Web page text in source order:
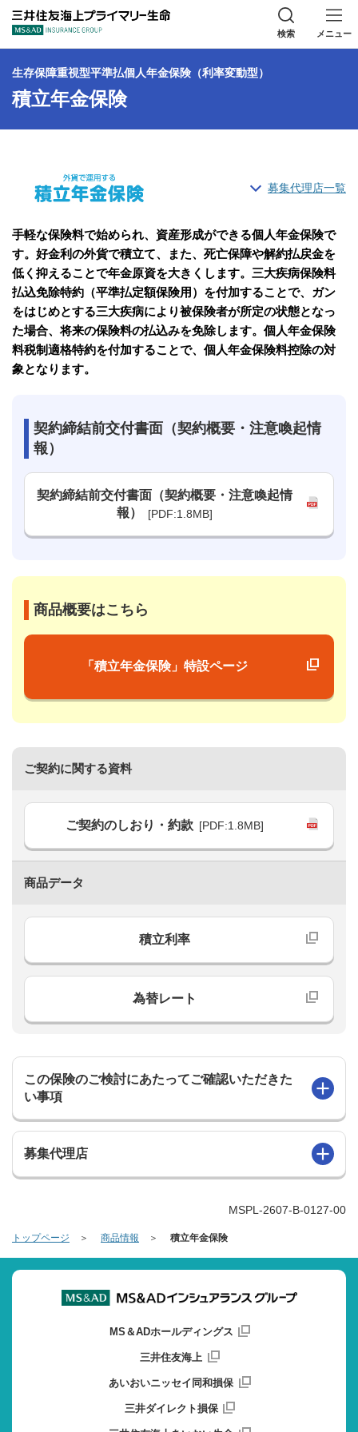
三井住友海上プ
検索 メニュー
生存保障重視型平準払個人年金保険（利率変動型）
積⽴年⾦保険
募集代理店一覧
手軽な保険料で始められ、資産形成ができる個人年金保険で
す。好金利の外貨で積立て、また、死亡保障や解約払戻金を
低く抑えることで年金原資を大きくします。三大疾病保険料
払込免除特約（平準払定額保険用）を付加することで、ガン
をはじめとする三大疾病により被保険者が所定の状態となっ
た場合、将来の保険料の払込みを免除します。個人年金保険
料税制適格特約を付加することで、個人年金保険料控除の対
象となります。
契約締結前交付書面（契約概要・注意喚起情
報）
契約締結前交付書面（契約概要・注意喚起情
報）
[PDF:1.8MB]
商品概要はこちら
「積立年金保険」特設ページ
ご契約に関する資料
ご契約のしおり・約款 [PDF:1.8MB]
商品データ
積立利率
為替レート
この保険のご検討にあたってご確認いただきた
い事項
募集代理店
MSPL-2607-B-0127-00
トップページ 商品情報 積⽴年⾦保険
MS＆ADホールディングス
三井住友海上
あいおいニッセイ同和損保
三井ダイレクト損保